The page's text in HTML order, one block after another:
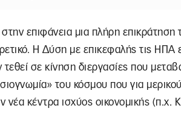
στην επιφάνεια μια πλήρη επικράτηση
Η Δύση με επικεφαλής τις ΗΠΑ
σε κίνηση διεργασίες που
του κόσμου που για
κέντρα ισχύος οικονομικής (π.χ.